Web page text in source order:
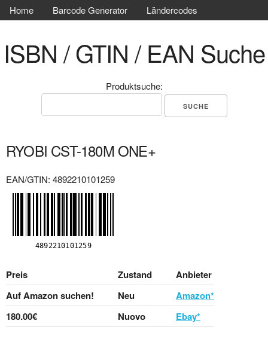
Home Barcode Generator Ländercodes
ISBN / GTIN / EAN Suche
Produktsuche:
RYOBI CST-180M ONE+
EAN/GTIN: 4892210101259
Preis Zustand
Anbieter
Auf Amazon suchen!
Neu
Amazon*
180.00€
Nuovo Ebay*